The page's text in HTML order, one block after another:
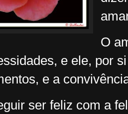
O
e ele, por
e a
ser feliz com a